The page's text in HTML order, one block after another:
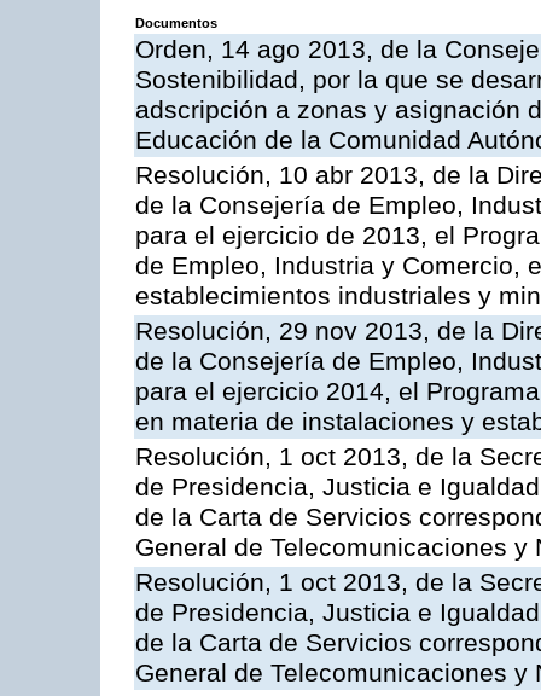
Documentos
Orden, 14 ago 2013, de la
Sostenibilidad, por la que se
adscripción a zonas y asignación
Educación de la Comunidad
Resolución, 10 abr 2013, de la
de la Consejería de Empleo,
para el ejercicio de 2013, el
de Empleo, Industria y Comercio,
establecimientos industriales y
Resolución, 29 nov 2013, de la
de la Consejería de Empleo,
para el ejercicio 2014, el
en materia de instalaciones y
Resolución, 1 oct 2013, de la
de Presidencia, Justicia e
de la Carta de Servicios
General de Telecomunicaciones y
Resolución, 1 oct 2013, de la
de Presidencia, Justicia e
de la Carta de Servicios
General de Telecomunicaciones y